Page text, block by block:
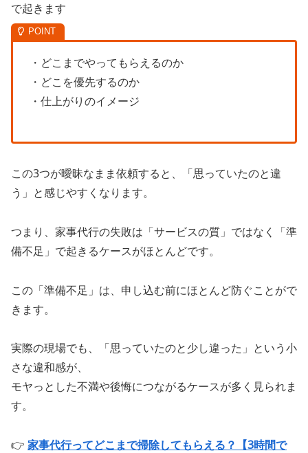
で起きます
・どこまでやってもらえるのか
・どこを優先するのか
・仕上がりのイメージ
この3つが曖昧なまま依頼すると、「思っていたのと違
う」と感じやすくなります。
つまり、家事代行の失敗は「サービスの質」ではなく「準
備不足」で起きるケースがほとんどです。
この「準備不足」は、申し込む前にほとんど防ぐことがで
きます。
実際の現場でも、「思っていたのと少し違った」という小
さな違和感が、
モヤっとした不満や後悔につながるケースが多く見られま
す。
👉 家事代行ってどこまで掃除してもらえる？【3時間で